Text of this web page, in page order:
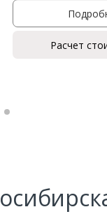
Расчет